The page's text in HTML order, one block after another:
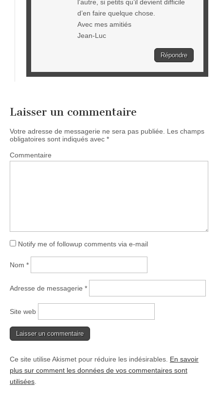
l’autre, si petits qu’il devient difficile
d’en faire quelque chose.
Avec mes amitiés
Jean-Luc
Répondre
Laisser un commentaire
Votre adresse de messagerie ne sera pas publiée.
Les champs
obligatoires sont indiqués avec *
Commentaire
Notify me of followup comments via e-mail
Nom *
Adresse de messagerie *
Site web
Ce site utilise Akismet pour réduire les indésirables. En savoir
plus sur comment les données de vos commentaires sont
utilisées